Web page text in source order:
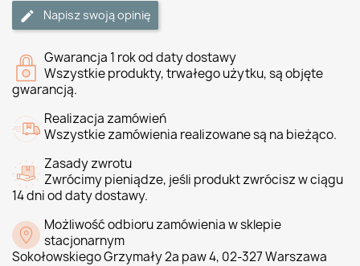
Napisz swoją opinię
Gwarancja 1 rok od daty dostawy
Wszystkie produkty, trwałego użytku, są objęte
gwarancją.
Realizacja zamówień
Wszystkie zamówienia realizowane są na bieżąco.
Zasady zwrotu
Zwrócimy pieniądze, jeśli produkt zwrócisz w ciągu
14 dni od daty dostawy.
Możliwość odbioru zamówienia w sklepie
stacjonarnym
Sokołowskiego Grzymały 2a paw 4, 02-327 Warszawa